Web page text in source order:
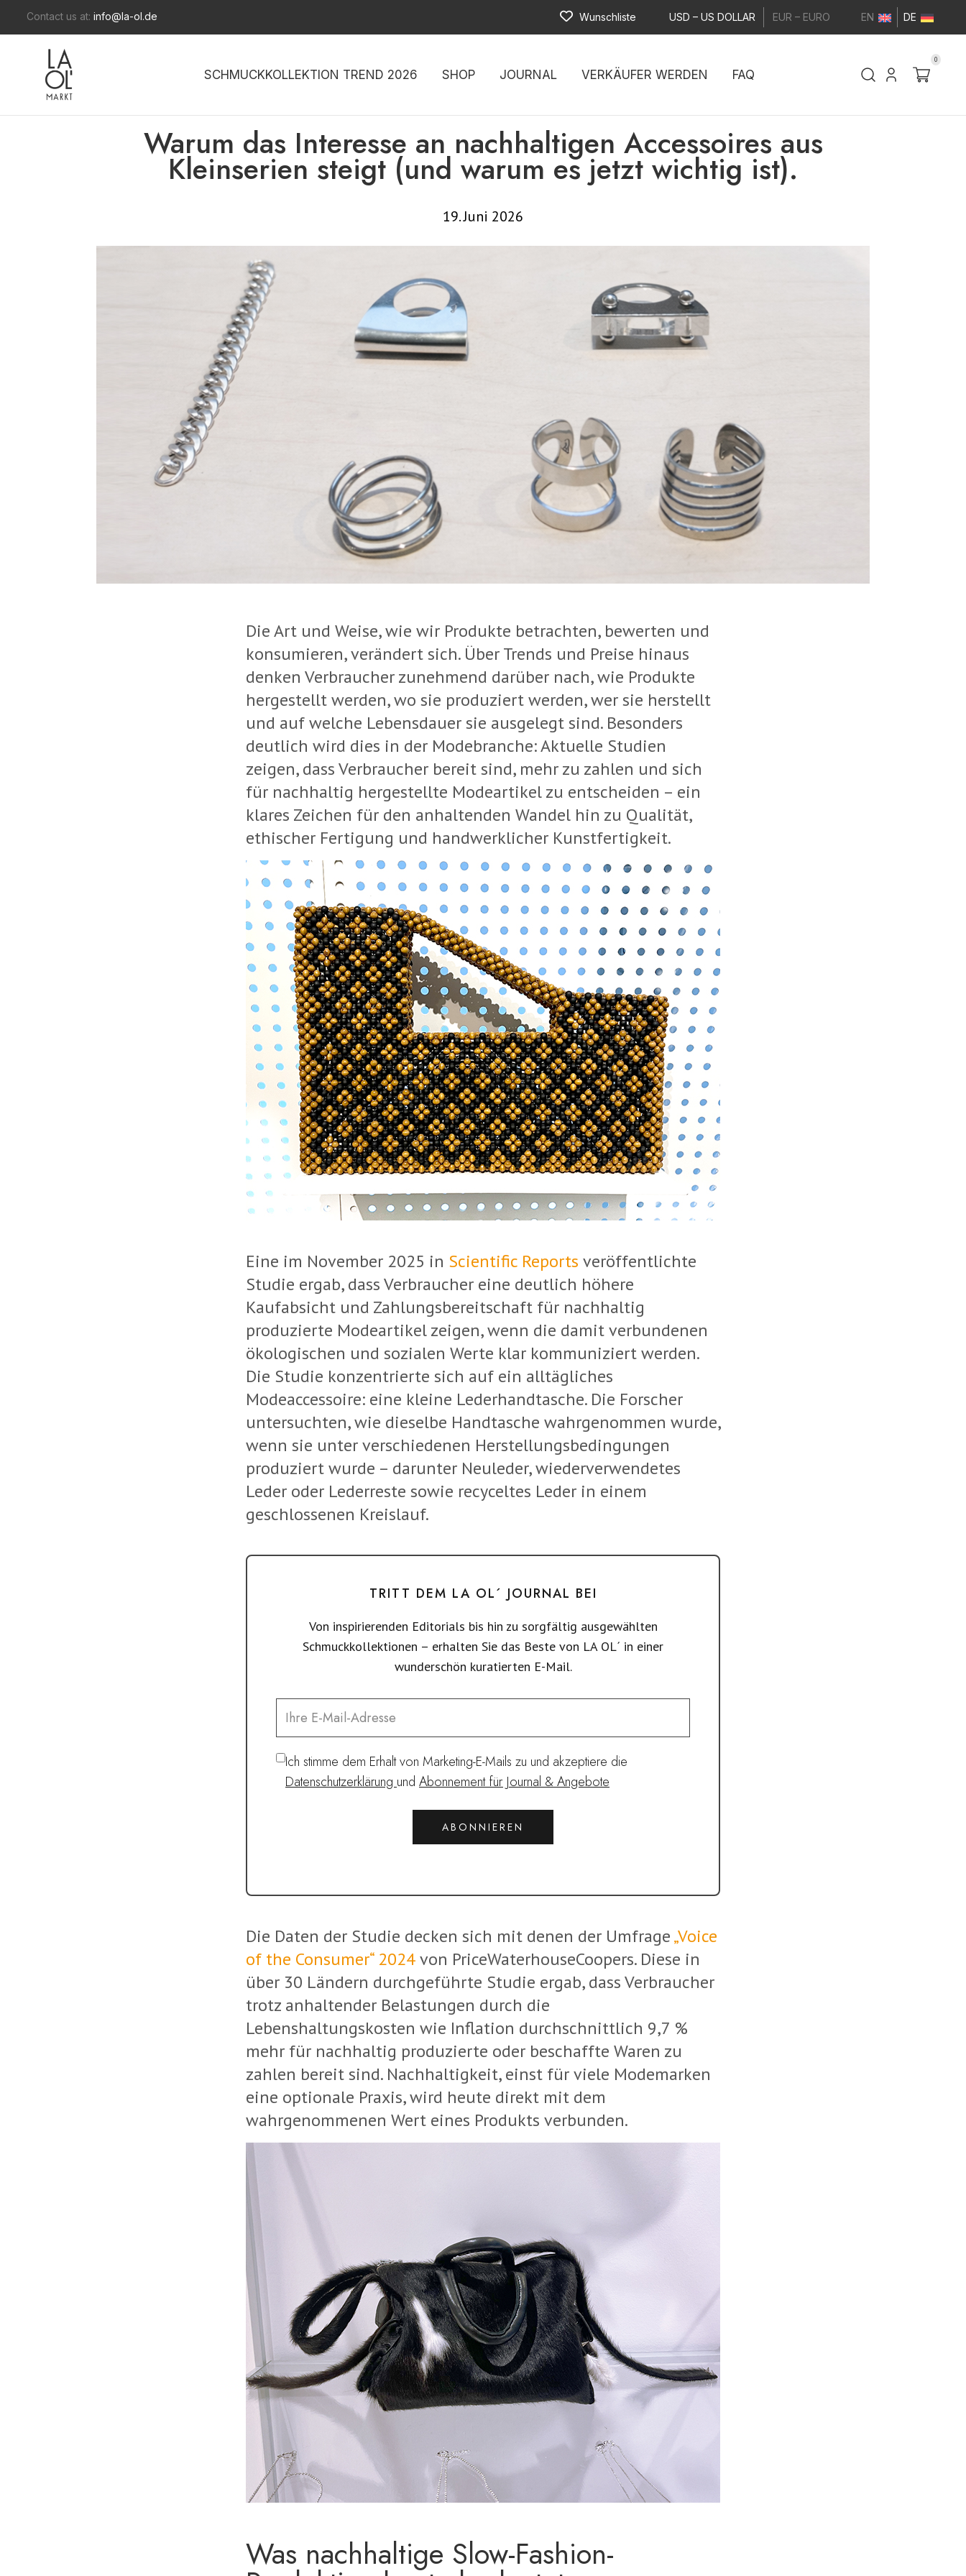
Contact us at: info@la-ol.de Wunschliste USD – US DOLLAR EUR – EURO EN DE
SCHMUCKKOLLEKTION TREND 2026 SHOP JOURNAL VERKÄUFER WERDEN FAQ
0
Warum das Interesse an nachhaltigen Accessoires aus
Kleinserien steigt (und warum es jetzt wichtig ist).
19. Juni 2026
Die Art und Weise, wie wir Produkte betrachten, bewerten und
konsumieren, verändert sich. Über Trends und Preise hinaus
denken Verbraucher zunehmend darüber nach, wie Produkte
hergestellt werden, wo sie produziert werden, wer sie herstellt
und auf welche Lebensdauer sie ausgelegt sind. Besonders
deutlich wird dies in der Modebranche: Aktuelle Studien
zeigen, dass Verbraucher bereit sind, mehr zu zahlen und sich
für nachhaltig hergestellte Modeartikel zu entscheiden – ein
klares Zeichen für den anhaltenden Wandel hin zu Qualität,
ethischer Fertigung und handwerklicher Kunstfertigkeit.
Eine im November 2025 in Scientific Reports veröffentlichte
Studie ergab, dass Verbraucher eine deutlich höhere
Kaufabsicht und Zahlungsbereitschaft für nachhaltig
produzierte Modeartikel zeigen, wenn die damit verbundenen
ökologischen und sozialen Werte klar kommuniziert werden.
Die Studie konzentrierte sich auf ein alltägliches
Modeaccessoire: eine kleine Lederhandtasche. Die Forscher
untersuchten, wie dieselbe Handtasche wahrgenommen wurde,
wenn sie unter verschiedenen Herstellungsbedingungen
produziert wurde – darunter Neuleder, wiederverwendetes
Leder oder Lederreste sowie recyceltes Leder in einem
geschlossenen Kreislauf.
TRITT DEM LA OL´ JOURNAL BEI
Von inspirierenden Editorials bis hin zu sorgfältig ausgewählten
Schmuckkollektionen – erhalten Sie das Beste von LA OL´ in einer
wunderschön kuratierten E-Mail.
Ich stimme dem Erhalt von Marketing-E-Mails zu und akzeptiere die
Datenschutzerklärung und Abonnement für Journal & Angebote
ABONNIEREN
Die Daten der Studie decken sich mit denen der Umfrage„Voice
of the Consumer“ 2024von PriceWaterhouseCoopers. Diese in
über 30 Ländern durchgeführte Studie ergab, dass Verbraucher
trotz anhaltender Belastungen durch die
Lebenshaltungskosten wie Inflation durchschnittlich 9,7 %
mehr für nachhaltig produzierte oder beschaffte Waren zu
zahlen bereit sind. Nachhaltigkeit, einst für viele Modemarken
eine optionale Praxis, wird heute direkt mit dem
wahrgenommenen Wert eines Produkts verbunden.
Was nachhaltige Slow-Fashion-